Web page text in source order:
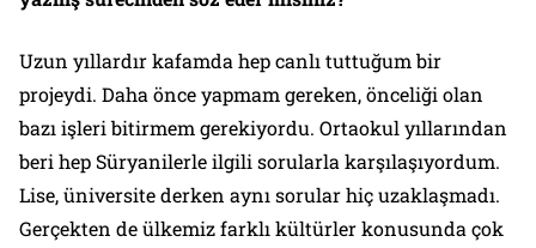
Uzun yıllardır kafamda hep canlı tuttuğum bir
projeydi. Daha önce yapmam gereken, önceliği olan
bazı işleri bitirmem gerekiyordu. Ortaokul yıllarından
beri hep Süryanilerle ilgili sorularla karşılaşıyordum.
Lise, üniversite derken aynı sorular hiç uzaklaşmadı.
Gerçekten de ülkemiz farklı kültürler konusunda çok